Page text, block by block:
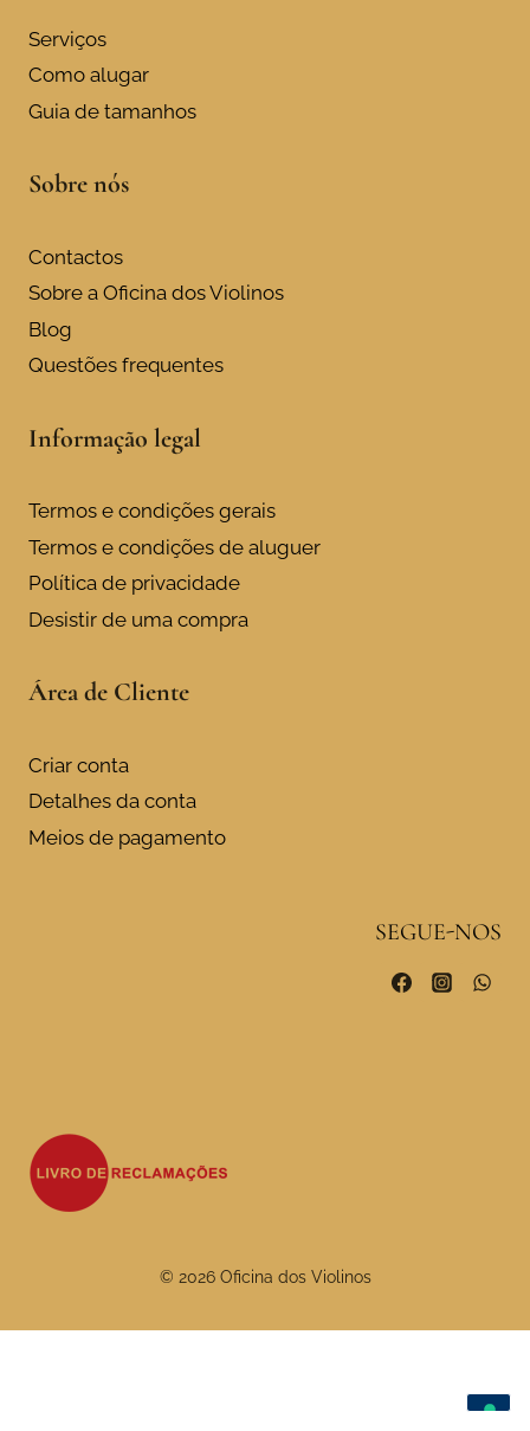
Serviços
Como alugar
Guia de tamanhos
Sobre nós
Contactos
Sobre a Oficina dos Violinos
Blog
Questões frequentes
Informação legal
Termos e condições gerais
Termos e condições de aluguer
Política de privacidade
Desistir de uma compra
Área de Cliente
Criar conta
Detalhes da conta
Meios de pagamento
SEGUE-NOS
© 2026 Oficina dos Violinos